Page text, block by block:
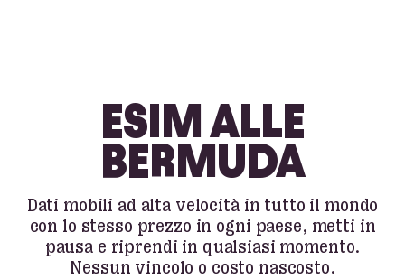
ESIM ALLE
BERMUDA
Dati mobili ad alta velocità in tutto il mondo
con lo stesso prezzo in ogni paese, metti in
pausa e riprendi in qualsiasi momento.
Nessun vincolo o costo nascosto.